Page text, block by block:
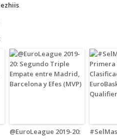
.
@EuroLeague 2019-20:
#SelMas